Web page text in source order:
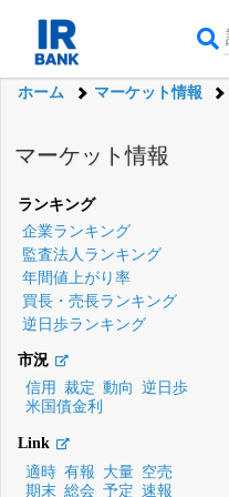
ホーム マーケット情報
マーケット情報
ランキング
企業ランキング
監査法人ランキング
年間値上がり率
買長・売長ランキング
逆日歩ランキング
市況
信用
裁定 動向
逆日歩
米国債金利
Link
適時 有報 大量 空売
期末 総会 予定 速報